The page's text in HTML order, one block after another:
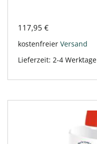
117,95 €
kostenfreier Versand
Lieferzeit: 2-4 Werktage